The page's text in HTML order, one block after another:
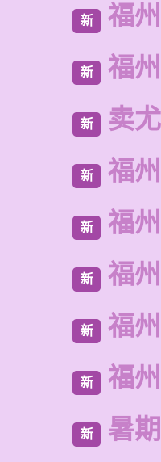
新 福
新 福
新 卖
新 福
新 福
新 福
新 福
新 福
新 暑